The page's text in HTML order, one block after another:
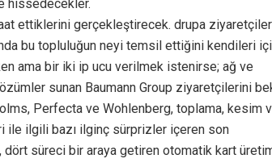
hissedecekler.
ettiklerini gerçekleştirecek. drupa
bu topluluğun neyi temsil ettiğini kendileri
ama bir iki ip ucu verilmek istenirse; ağ ve
sunan Baumann Group ziyaretçilerini
Perfecta ve Wohlenberg, toplama, kesim
ile ilgili bazı ilginç sürprizler içeren son
süreci bir araya getiren otomatik kart